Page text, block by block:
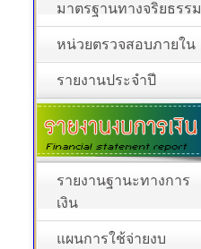
มาตรฐานทางจริยธรรม
หน่วยตรวจสอบภายใน
รายงานประจำปี
รายงานฐานะทางการ
เงิน
แผนการใช้จ่ายงบ